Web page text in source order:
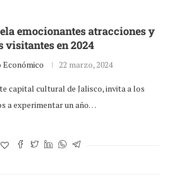
emocionantes atracciones y
visitantes en 2024
Económico 22 marzo, 2024
capital cultural de Jalisco, invita a los
a experimentar un año…